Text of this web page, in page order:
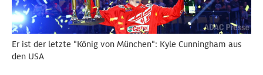
Er ist der letzte "König von München": Kyle Cunningham aus
den USA